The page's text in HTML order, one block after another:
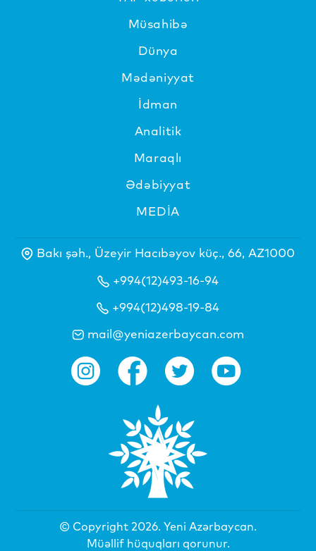
Müsahibə
Dünya
Mədəniyyat
İdman
Analitik
Maraqlı
Ədəbiyyat
MEDİA
Bakı şəh., Üzeyir Hacıbəyov küç., 66, AZ1000
+994(12)493-16-94
+994(12)498-19-84
mail@yeniazerbaycan.com
© Copyright 2026. Yeni Azərbaycan.
Müəllif hüquqları qorunur.